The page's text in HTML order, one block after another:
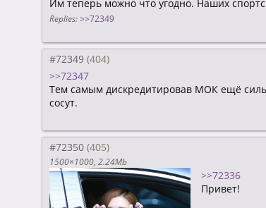
Им теперь можно что угодно. Наших
Replies: >>72349
#72349
>>72347
Тем самым дискредитировав МОК ещё
сосут.
#72350
1500×1000 2.24Mb
>>72336
Привет!